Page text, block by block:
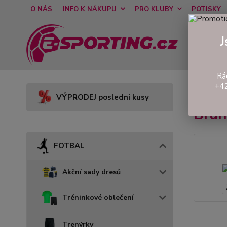
O NÁS INFO K NÁKUPU PRO KLUBY POTISKY
VÝPRODEJ poslední kusy
FOTBAL
Akční sady dresů
Tréninkové oblečení
Trenýrky